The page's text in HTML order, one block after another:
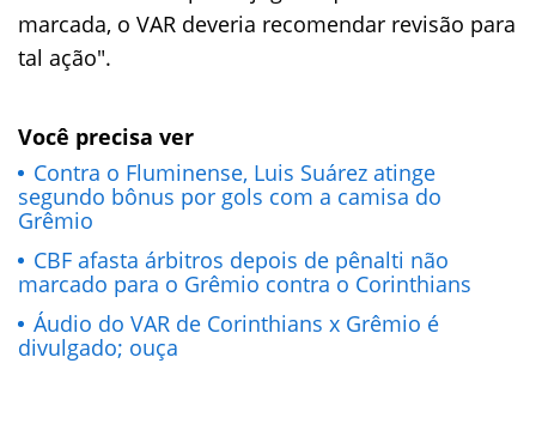
marcada, o VAR deveria recomendar revisão para
tal ação".
Você precisa ver
Contra o Fluminense, Luis Suárez atinge
segundo bônus por gols com a camisa do
Grêmio
CBF afasta árbitros depois de pênalti não
marcado para o Grêmio contra o Corinthians
Áudio do VAR de Corinthians x Grêmio é
divulgado; ouça